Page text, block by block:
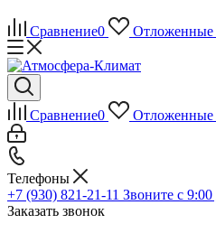
Сравнение0 Отложенные
Сравнение0 Отложенные
Телефоны
+7 (930) 821-21-11 Звоните с
Заказать звонок